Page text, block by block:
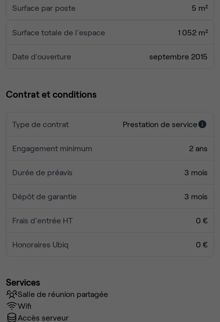
Surface par poste 5 m²
Surface totale de l'espace 1 052 m²
Date d'ouverture septembre 2015
Contrat et conditions
Type de contrat Prestation de service
Engagement minimum 2 ans
Durée de préavis 3 mois
Dépôt de garantie 3 mois
Frais d'entrée HT 0 €
Honoraires Ubiq 0 €
Services
Salle de réunion partagée
Wifi
Accès serveur